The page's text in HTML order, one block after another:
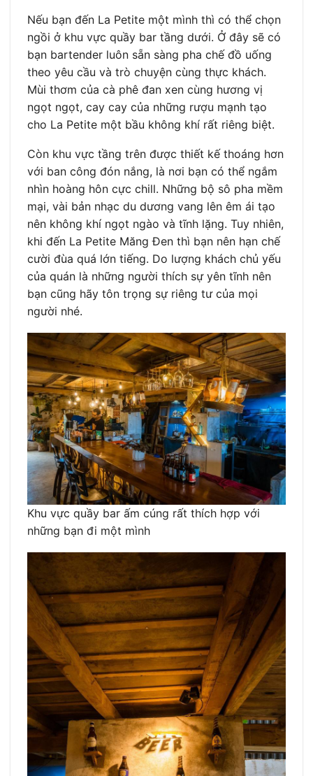
Nếu bạn đến La Petite một mình thì có thể chọn
ngồi ở khu vực quầy bar tầng dưới. Ở đây sẽ có
bạn bartender luôn sẵn sàng pha chế đồ uống
theo yêu cầu và trò chuyện cùng thực khách.
Mùi thơm của cà phê đan xen cùng hương vị
ngọt ngọt, cay cay của những rượu mạnh tạo
cho La Petite một bầu không khí rất riêng biệt.
Còn khu vực tầng trên được thiết kế thoáng hơn
với ban công đón nắng, là nơi bạn có thể ngắm
nhìn hoàng hôn cực chill. Những bộ sô pha mềm
mại, vài bản nhạc du dương vang lên êm ái tạo
nên không khí ngọt ngào và tĩnh lặng. Tuy nhiên,
khi đến La Petite Măng Đen thì bạn nên hạn chế
cười đùa quá lớn tiếng. Do lượng khách chủ yếu
của quán là những người thích sự yên tĩnh nên
bạn cũng hãy tôn trọng sự riêng tư của mọi
người nhé.
Khu vực quầy bar ấm cúng rất thích hợp với
những bạn đi một mình